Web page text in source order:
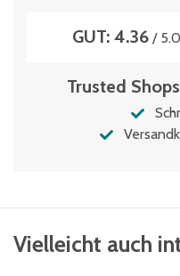
GUT: 4.36/
Trusted
Vielleicht auch